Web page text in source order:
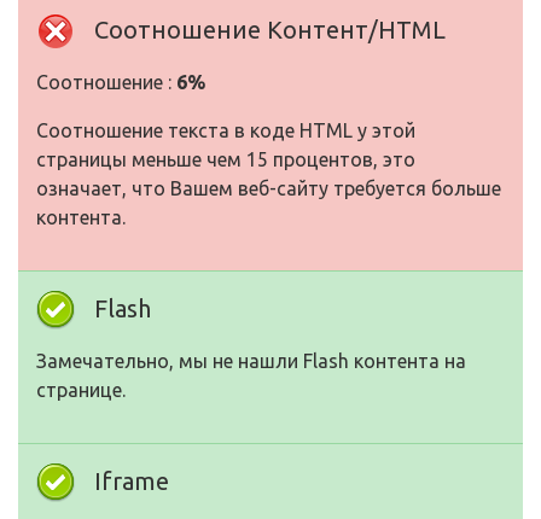
Соотношение Контент/HTML
Соотношение : 6%
Соотношение текста в коде HTML у этой
страницы меньше чем 15 процентов, это
означает, что Вашем веб-сайту требуется больше
контента.
Flash
Замечательно, мы не нашли Flash контента на
странице.
Iframe